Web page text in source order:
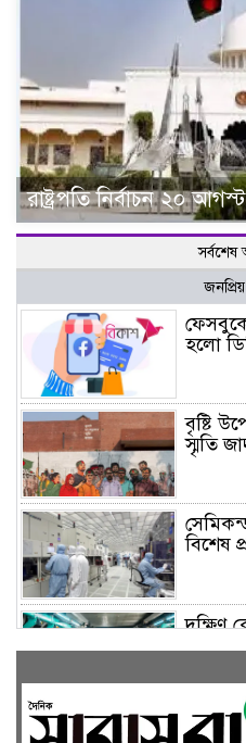
রাষ্ট্রপতি নির্বাচন ২০
হলো
বৃষ্টি
স্মৃতি
বিশেষ
দক্ষিণ
পোশাক